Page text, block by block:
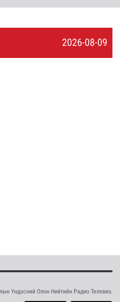
2026-08-09
Үндэсний Олон Нийтийн Радио Телевиз.